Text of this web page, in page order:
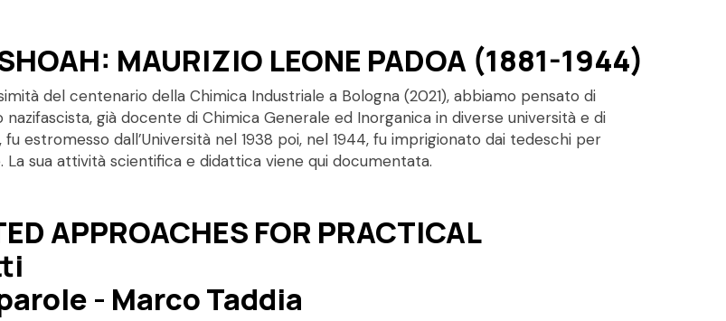
MAURIZIO LEONE PADOA (1881-1944)
del centenario della Chimica Industriale a Bologna (2021), abbiamo pensato di
già docente di Chimica Generale ed Inorganica in diverse università e di
estromesso dall’Università nel 1938 poi, nel 1944, fu imprigionato dai tedeschi per
sua attività scientifica e didattica viene qui documentata.
APPROACHES FOR PRACTICAL
- Marco Taddia